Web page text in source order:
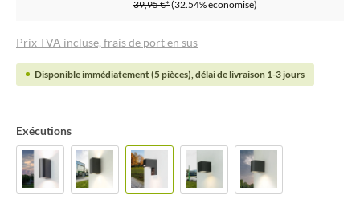
39,95 €*(32.54% économisé)
Prix TVA incluse, frais de port en sus
Disponible immédiatement (5 pièces), délai de livraison 1-3 jours
Exécutions